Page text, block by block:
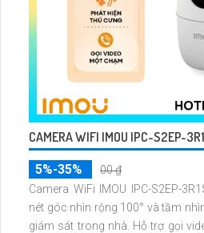
CAMERA WIFI IMOU IPC-S2EP-
5%-35%
00 ₫
Camera WiFi IMOU IPC-S2EP-
nét góc nhìn rộng 100° và tầm
giám sát trong nhà. Hỗ trợ gọi video một chạm đàm thoại